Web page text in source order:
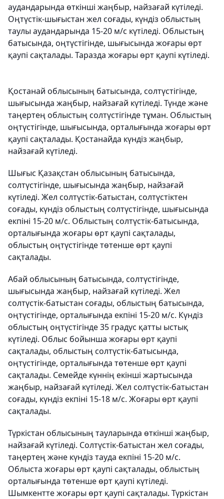
аудандарында өткінші жаңбыр, найзағай күтіледі.
Оңтүстік-шығыстан жел соғады, күндіз облыстың
таулы аудандарында 15-20 м/с күтіледі. Облыстың
батысында, оңтүстігінде, шығысында жоғары өрт
қаупі сақталады. Таразда жоғары өрт қаупі күтіледі.
Қостанай облысының батысында, солтүстігінде,
шығысында жаңбыр, найзағай күтіледі. Түнде және
таңертең облыстың солтүстігінде тұман. Облыстың
оңтүстігінде, шығысында, орталығында жоғары өрт
қаупі сақталады. Қостанайда күндіз жаңбыр,
найзағай күтіледі.
Шығыс Қазақстан облысының батысында,
солтүстігінде, шығысында жаңбыр, найзағай
күтіледі. Жел солтүстік-батыстан, солтүстіктен
соғады, күндіз облыстың солтүстігінде, шығысында
екпіні 15-20 м/с. Облыстың солтүстік-батысында,
орталығында жоғары өрт қаупі сақталады,
облыстың оңтүстігінде төтенше өрт қаупі
сақталады.
Абай облысының батысында, солтүстігінде,
шығысында жаңбыр, найзағай күтіледі. Жел
солтүстік-батыстан соғады, облыстың батысында,
оңтүстігінде, орталығында екпіні 15-20 м/с. Күндіз
облыстың оңтүстігінде 35 градус қатты ыстық
күтіледі. Облыс бойынша жоғары өрт қаупі
сақталады, облыстың солтүстік-батысында,
оңтүстігінде, орталығында төтенше өрт қаупі
сақталады. Семейде күннің екінші жартысында
жаңбыр, найзағай күтіледі. Жел солтүстік-батыстан
соғады, күндіз екпіні 15-18 м/с. Жоғары өрт қаупі
сақталады.
Түркістан облысының тауларында өткінші жаңбыр,
найзағай күтіледі. Солтүстік-батыстан жел соғады,
таңертең және күндіз тауда екпіні 15-20 м/с.
Облыста жоғары өрт қаупі сақталады, облыстың
орталығында төтенше өрт қаупі күтіледі.
Шымкентте жоғары өрт қаупі сақталады. Түркістан